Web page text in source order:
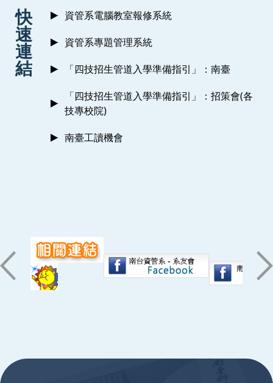
:::
快
速
連
結
資管系電腦教室報修系統
資管系專題管理系統
「四技招生管道入學準備指引」：南臺
「四技招生管道入學準備指引」：招策會(各
技專校院)
南臺工讀機會